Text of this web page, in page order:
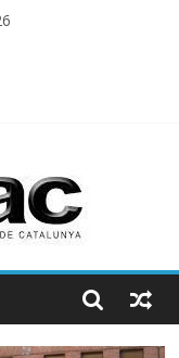
los Mossos d
en COOLTURA FM.
MEJORAR LA
DE BARCELONA.
en COOLTURA FM.